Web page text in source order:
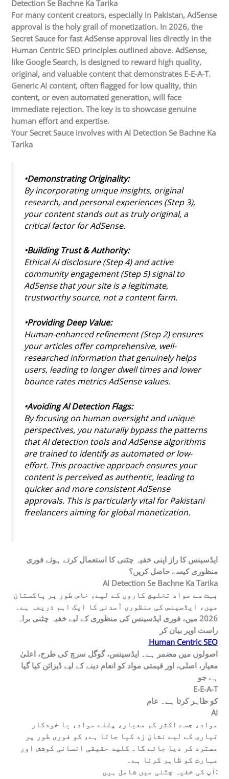
Detection Se Bachne Ka Tarika
For many content creators, especially in Pakistan, AdSense
approval is the holy grail of monetization. In 2026, the
Secret Sauce for fast AdSense approval lies directly in the
Human Centric SEO principles outlined above. AdSense,
like Google Search, is designed to reward high quality,
original, and valuable content that demonstrates E-E-A-T.
Generic AI content, often flagged for low quality, thin
content, or even automated generation, will face
immediate rejection. The key is to showcase genuine
human effort and expertise.
Your Secret Sauce involves with AI Detection Se Bachne Ka
Tarika
•Demonstrating Originality:
By incorporating unique insights, original
research, and personal experiences (Step 3),
your content stands out as truly original, a
critical factor for AdSense.
•Building Trust & Authority:
Ethical AI disclosure (Step 4) and active
community engagement (Step 5) signal to
AdSense that your site is a legitimate,
trustworthy source, not a content farm.
•Providing Deep Value:
Human-enhanced refinement (Step 2) ensures
your articles offer comprehensive, well-
researched information that genuinely helps
users, leading to longer dwell times and lower
bounce rates metrics AdSense values.
•Avoiding AI Detection Flags:
By focusing on human oversight and unique
perspectives, you naturally bypass the patterns
that AI detection tools and AdSense algorithms
are trained to identify as automated or low-
effort. This proactive approach ensures your
content is perceived as authentic, leading to
quicker and more consistent AdSense
approvals. This is particularly vital for Pakistani
freelancers aiming for global monetization.
ایڈسینس کا راز اپنی خفیہ چٹنی کا استعمال کرتے ہوئے فوری
منظوری کیسے حاصل کریں؟
AI Detection Se Bachne Ka Tarika
بہت سے مواد تخلیق کاروں کے لیے، خاص طور پر پاکستان
میں، ایڈسینس کی منظوری آمدنی کا ایک اہم ذریعہ ہے۔
2026 میں، فوری ایڈسینس کی منظوری کے لیے خفیہ چٹنی براہ
راست اوپر بیان کر
Human Centric SEO
اصولوں میں مضمر ہے۔ ایڈسینس، گوگل سرچ کی طرح، اعلیٰ
معیار، اصلی، اور قیمتی مواد کو انعام دینے کے لیے ڈیزائن کیا گیا
ہے جو
E-E-A-T
کو ظاہر کرتا ہے۔ عام
AI
مواد، جسے اکثر کم معیار، پتلے مواد، یا خودکار
تیاری کے لیے نشان زد کیا جاتا ہے، کو فوری طور پر
مسترد کر دیا جائے گا۔ کلید حقیقی انسانی کوشش اور
مہارت کو ظاہر کرنا ہے۔
آپ کی خفیہ چٹنی میں شامل ہیں: